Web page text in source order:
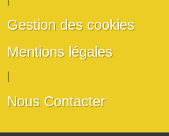
Gestion des cookies
Mentions légales
Nous Contacter